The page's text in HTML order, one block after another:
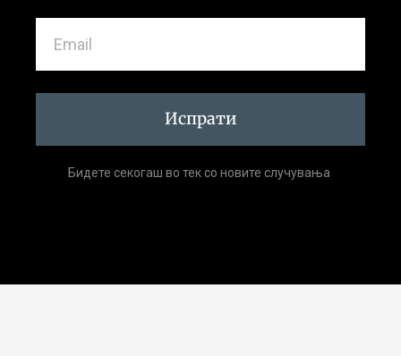
Испрати
Бидете секогаш во тек со новите случувања